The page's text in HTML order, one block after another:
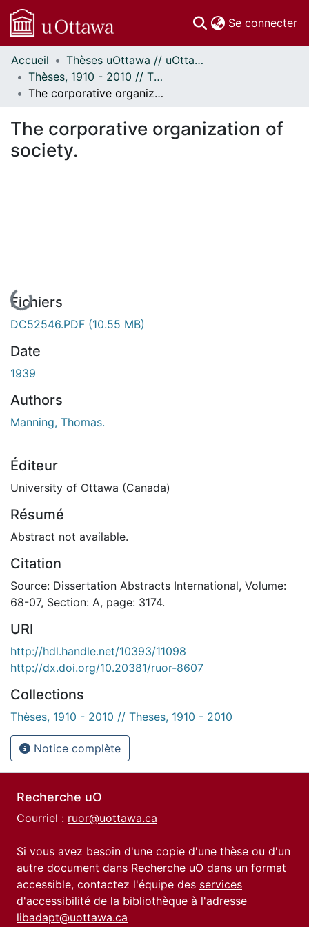
Se connecter
Communautés
et collections
Parcourir
À propos
Accueil
Thèses uOttawa // uOttawa Theses
Thèses, 1910 - 2010 // Theses, 1910 - 2010
The corporative organization of society.
The corporative organization of
society.
En cours de chargement...
Fichiers
DC52546.PDF (10.55 MB)
Date
1939
Authors
Manning, Thomas.
Éditeur
University of Ottawa (Canada)
Résumé
Abstract not available.
Citation
Source: Dissertation Abstracts International, Volume:
68-07, Section: A, page: 3174.
URI
http://hdl.handle.net/10393/11098
http://dx.doi.org/10.20381/ruor-8607
Collections
Thèses, 1910 - 2010 // Theses, 1910 - 2010
Notice complète
Recherche uO
Courriel : ruor@uottawa.ca
Si vous avez besoin d'une copie d'une thèse ou d'un
autre document dans Recherche uO dans un format
accessible, contactez l'équipe des services
d'accessibilité de la bibliothèque à l'adresse
libadapt@uottawa.ca